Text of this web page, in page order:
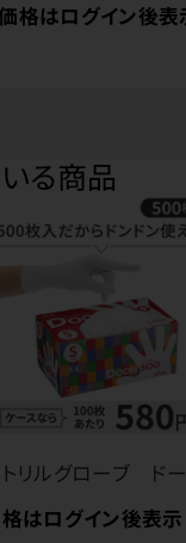
格はログイン後表
る商品
リルグローブ ド
はログイン後表示